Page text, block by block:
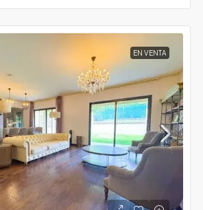
EN VENTA